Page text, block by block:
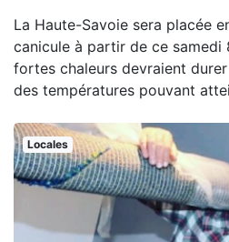
La Haute-Savoie sera placée
canicule à partir de ce samedi
fortes chaleurs devraient
des températures pouvant
Locales